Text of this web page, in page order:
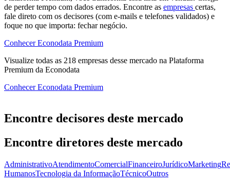
de perder tempo com dados errados. Encontre as empresas certas,
fale direto com os decisores (com e-mails e telefones validados) e
foque no que importa: fechar negócio.
Conhecer Econodata Premium
Visualize todas as 218 empresas desse mercado na Plataforma
Premium da Econodata
Conhecer Econodata Premium
Encontre decisores deste mercado
Encontre diretores deste mercado
AdministrativoAtendimentoComercialFinanceiroJurídicoMarketing
HumanosTecnologia da InformaçãoTécnicoOutros